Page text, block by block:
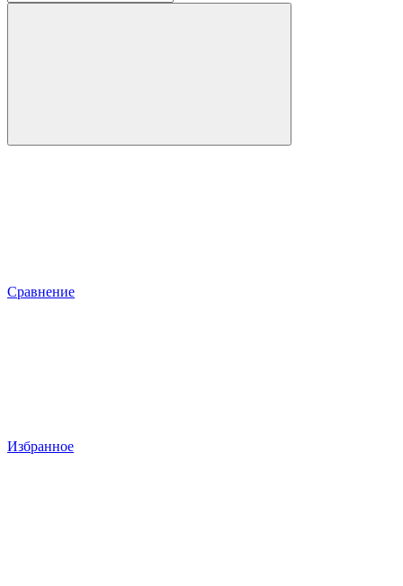
Сравнение
Избранное